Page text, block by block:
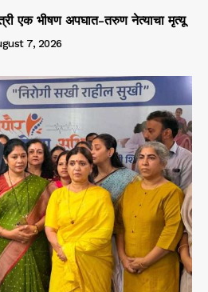
एक भीषण अपघात-तरुण नेत्याचा मृत्यू
7, 2026